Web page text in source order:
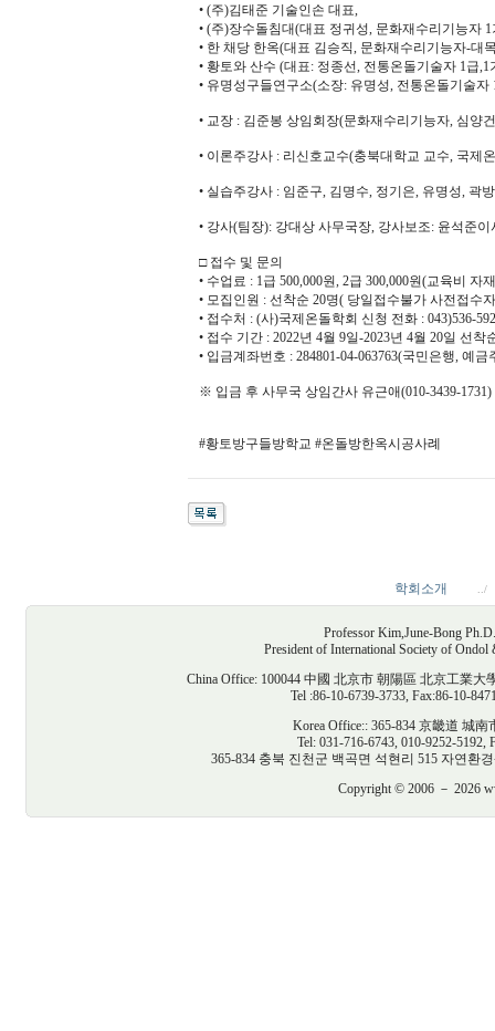
• (주)김태준 기술인손 대표,
• (주)장수돌침대(대표 정귀성, 문화재수리기능자
• 한 채당 한옥(대표 김승직, 문화재수리기능자-대
• 황토와 산수 (대표: 정종선, 전통온돌기술자 1급,1
• 유명성구들연구소(소장: 유명성, 전통온돌기술자
• 교장 : 김준봉 상임회장(문화재수리기능자, 심양
• 이론주강사 : 리신호교수(충북대학교 교수, 국제
• 실습주강사 : 임준구, 김명수, 정기은, 유명성, 곽
• 강사(팀장): 강대상 사무국장, 강사보조: 윤석준이
□ 접수 및 문의
• 수업료 : 1급 500,000원, 2급 300,000원(교육비
• 모집인원 : 선착순 20명( 당일접수불가 사전접수
• 접수처 : (사)국제온돌학회 신청 전화 : 043)536-
• 접수 기간 : 2022년 4월 9일-2023년 4월 20일 선
• 입금계좌번호 : 284801-04-063763(국민은행, 예
※ 입금 후 사무국 상임간사 유근애(010-3439-
#황토방구들방학교 #온돌방한옥시공사례
학회소개 ../
Professor Kim,June-Bong
President of International Society of Ondol
China Office: 100044 中國 北京市 朝陽區 北京工業
Tel :86-10-6739-3733, Fax:86-10-
Korea Office:: 365-834 京畿道 城
Tel: 031-716-6743, 010-9252-5192,
365-834 충북 진천군 백곡면 석현리 515 자연환경
Copyright © 2006 － 2026